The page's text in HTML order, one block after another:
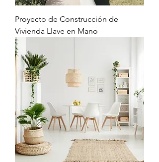
Proyecto de Construcción de
Vivienda Llave en Mano